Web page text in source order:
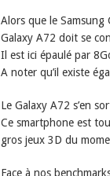
Alors que le Samsung
Galaxy A72 doit se
Il est ici épaulé par
A noter qu’il existe
Le Galaxy A72 s’en
Ce smartphone est
gros jeux 3D du
Face à nos